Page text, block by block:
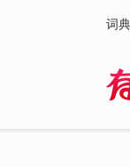
词典